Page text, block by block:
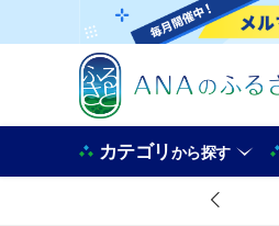
カテゴリから探す